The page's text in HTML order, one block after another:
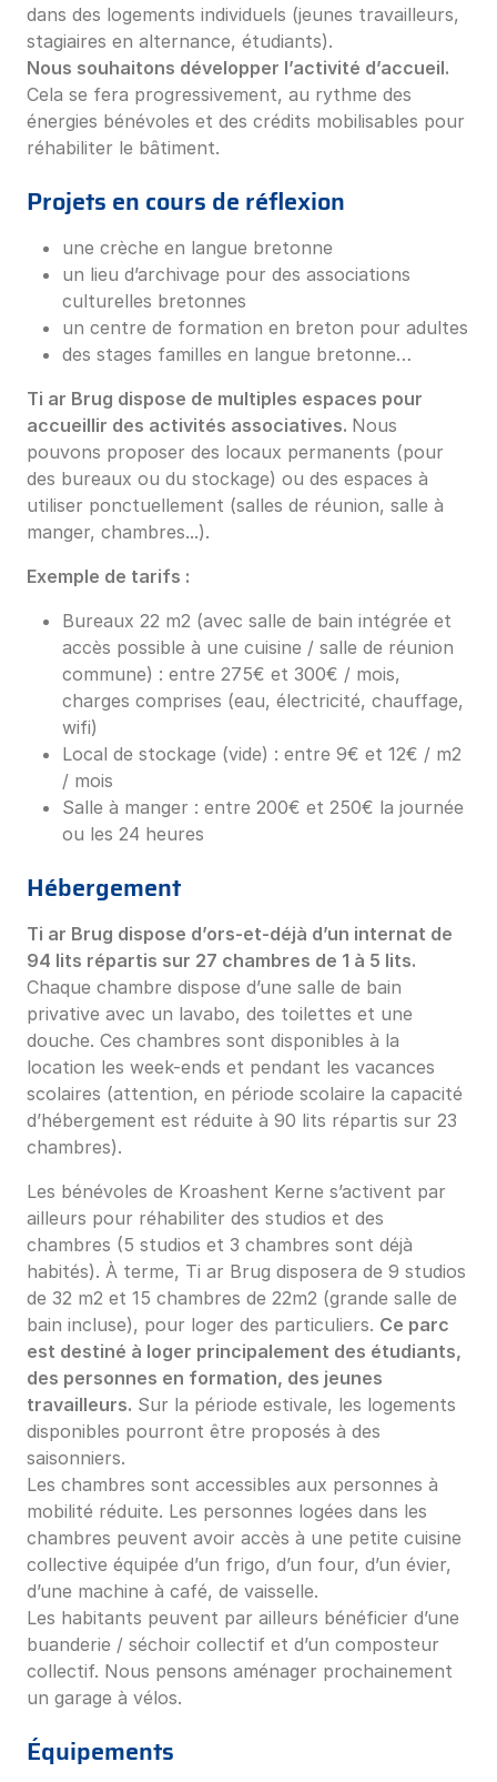
dans des logements individuels (jeunes travailleurs,
stagiaires en alternance, étudiants).
Nous souhaitons développer l’activité d’accueil.
Cela se fera progressivement, au rythme des
énergies bénévoles et des crédits mobilisables pour
réhabiliter le bâtiment.
Projets en cours de réflexion
une crèche en langue bretonne
un lieu d’archivage pour des associations
culturelles bretonnes
un centre de formation en breton pour adultes
des stages familles en langue bretonne…
Ti ar Brug dispose de multiples espaces pour
accueillir des activités associatives. Nous
pouvons proposer des locaux permanents (pour
des bureaux ou du stockage) ou des espaces à
utiliser ponctuellement (salles de réunion, salle à
manger, chambres...).
Exemple de tarifs :
Bureaux 22 m2 (avec salle de bain intégrée et
accès possible à une cuisine / salle de réunion
commune) : entre 275€ et 300€ / mois,
charges comprises (eau, électricité, chauffage,
wifi)
Local de stockage (vide) : entre 9€ et 12€ / m2
/ mois
Salle à manger : entre 200€ et 250€ la journée
ou les 24 heures
Hébergement
Ti ar Brug dispose d’ors-et-déjà d’un internat de
94 lits répartis sur 27 chambres de 1 à 5 lits.
Chaque chambre dispose d’une salle de bain
privative avec un lavabo, des toilettes et une
douche. Ces chambres sont disponibles à la
location les week-ends et pendant les vacances
scolaires (attention, en période scolaire la capacité
d’hébergement est réduite à 90 lits répartis sur 23
chambres).
Les bénévoles de Kroashent Kerne s’activent par
ailleurs pour réhabiliter des studios et des
chambres (5 studios et 3 chambres sont déjà
habités). À terme, Ti ar Brug disposera de 9 studios
de 32 m2 et 15 chambres de 22m2 (grande salle de
bain incluse), pour loger des particuliers. Ce parc
est destiné à loger principalement des étudiants,
des personnes en formation, des jeunes
travailleurs. Sur la période estivale, les logements
disponibles pourront être proposés à des
saisonniers.
Les chambres sont accessibles aux personnes à
mobilité réduite. Les personnes logées dans les
chambres peuvent avoir accès à une petite cuisine
collective équipée d’un frigo, d’un four, d’un évier,
d’une machine à café, de vaisselle.
Les habitants peuvent par ailleurs bénéficier d’une
buanderie / séchoir collectif et d’un composteur
collectif. Nous pensons aménager prochainement
un garage à vélos.
Équipements